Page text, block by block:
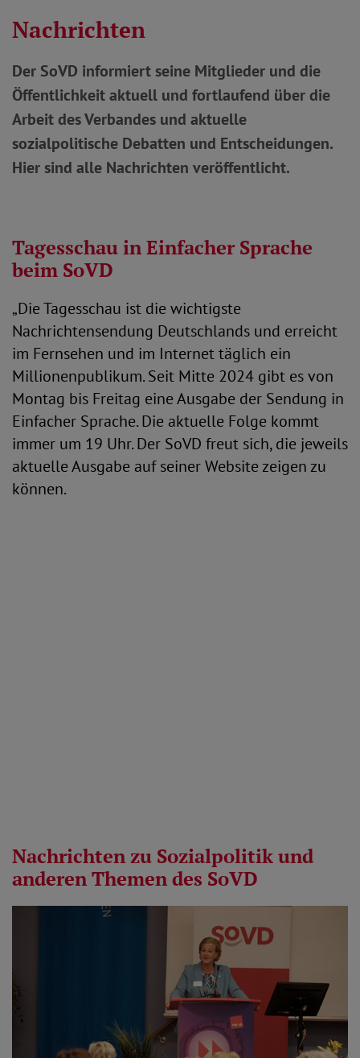
Nachrichten
Der SoVD informiert seine Mitglieder und die
Öffentlichkeit aktuell und fortlaufend über die
Arbeit des Verbandes und aktuelle
sozialpolitische Debatten und Entscheidungen.
Hier sind alle Nachrichten veröffentlicht.
Tagesschau in Einfacher Sprache
beim SoVD
„Die Tagesschau ist die wichtigste
Nachrichtensendung Deutschlands und erreicht
im Fernsehen und im Internet täglich ein
Millionenpublikum. Seit Mitte 2024 gibt es von
Montag bis Freitag eine Ausgabe der Sendung in
Einfacher Sprache. Die aktuelle Folge kommt
immer um 19 Uhr. Der SoVD freut sich, die jeweils
aktuelle Ausgabe auf seiner Website zeigen zu
können.
Nachrichten zu Sozialpolitik und
anderen Themen des SoVD